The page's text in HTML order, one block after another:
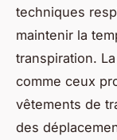
techniques
maintenir la
transpiration.
comme ceux
vêtements de
des